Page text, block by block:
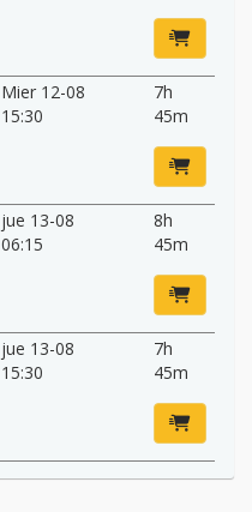
Mier 12-08
15:30
7h
45m
jue 13-08
06:15
8h
45m
jue 13-08
15:30
7h
45m